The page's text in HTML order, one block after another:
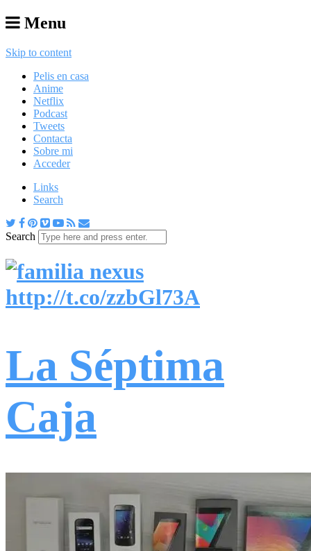
Menu
Skip to content
Pelis en casa
Anime
Netflix
Podcast
Tweets
Contacta
Sobre mi
Acceder
Links
Search
Search
La Séptima
Caja